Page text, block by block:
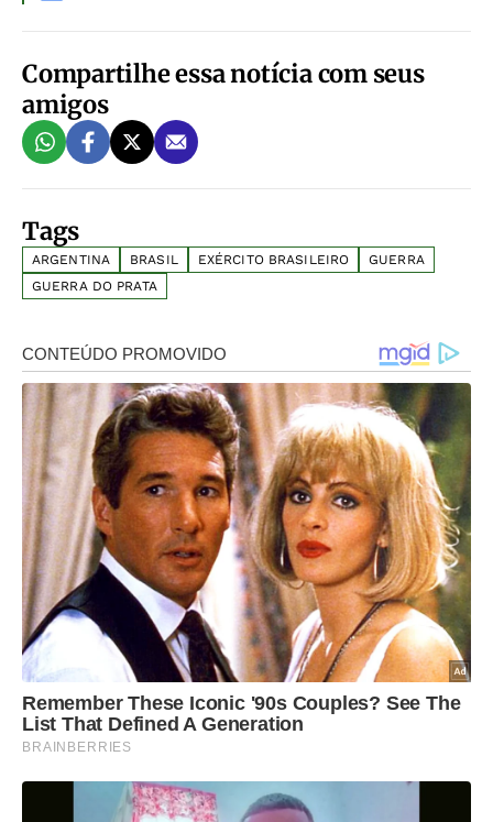
Compartilhe essa notícia com seus
amigos
Tags
ARGENTINA BRASIL EXÉRCITO BRASILEIRO
GUERRA
GUERRA DO PRATA